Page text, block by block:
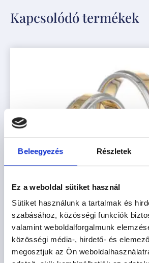
Beleegyezés Részletek
Ez a weboldal sütiket használ
Sütiket használunk a tartalmak és
szabásához, közösségi funkciók
valamint weboldalforgalmunk
közösségi média-, hirdető- és
megosztjuk az Ön
Kapcsolódó termékek